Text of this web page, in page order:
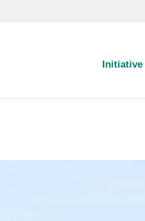
Initiative